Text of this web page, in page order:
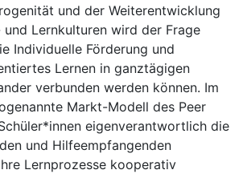
und der Weiterentwicklung
und Lernkulturen wird der Frage
Individuelle Förderung und
Lernen in ganztägigen
verbunden werden können. Im
Markt-Modell des Peer
eigenverantwortlich die
und Hilfeempfangenden
Lernprozesse kooperativ